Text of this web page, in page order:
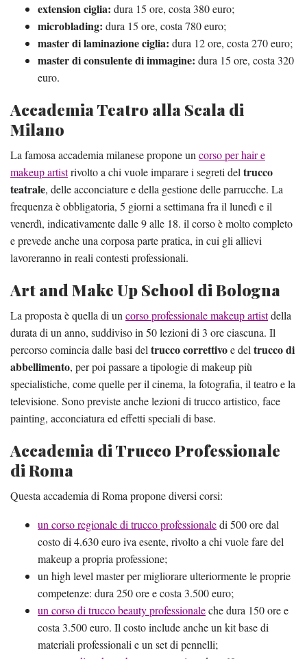
extension ciglia: dura 15 ore, costa 380 euro;
microblading: dura 15 ore, costa 780 euro;
master di laminazione ciglia: dura 12 ore, costa 270 euro;
master di consulente di immagine: dura 15 ore, costa 320
euro.
Accademia Teatro alla Scala di
Milano
La famosa accademia milanese propone un corso per hair e
makeup artistrivolto a chi vuole imparare i segreti del trucco
teatrale, delle acconciature e della gestione delle parrucche. La
frequenza è obbligatoria, 5 giorni a settimana fra il lunedì e il
venerdì, indicativamente dalle 9 alle 18. il corso è molto completo
e prevede anche una corposa parte pratica, in cui gli allievi
lavoreranno in reali contesti professionali.
Art and Make Up School di Bologna
La proposta è quella di un corso professionale makeup artistdella
durata di un anno, suddiviso in 50 lezioni di 3 ore ciascuna. Il
percorso comincia dalle basi del trucco correttivoe del trucco di
abbellimento, per poi passare a tipologie di makeup più
specialistiche, come quelle per il cinema, la fotografia, il teatro e la
televisione. Sono previste anche lezioni di trucco artistico, face
painting, acconciatura ed effetti speciali di base.
Accademia di Trucco Professionale
di Roma
Questa accademia di Roma propone diversi corsi:
un corso regionale di trucco professionaledi 500 ore dal
costo di 4.630 euro iva esente, rivolto a chi vuole fare del
makeup a propria professione;
un high level master per migliorare ulteriormente le proprie
competenze: dura 250 ore e costa 3.500 euro;
un corso di trucco beauty professionaleche dura 150 ore e
costa 3.500 euro. Il costo include anche un kit base di
materiali professionali e un set di pennelli;